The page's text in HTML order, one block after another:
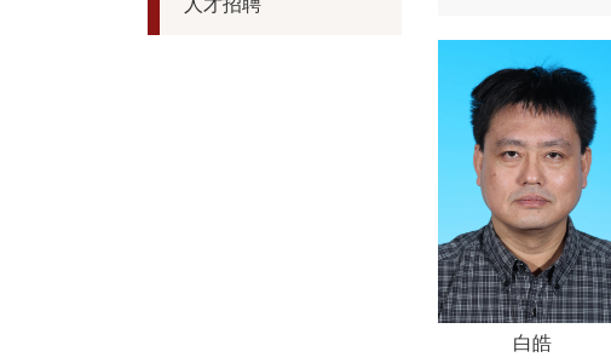
人才招聘
白皓